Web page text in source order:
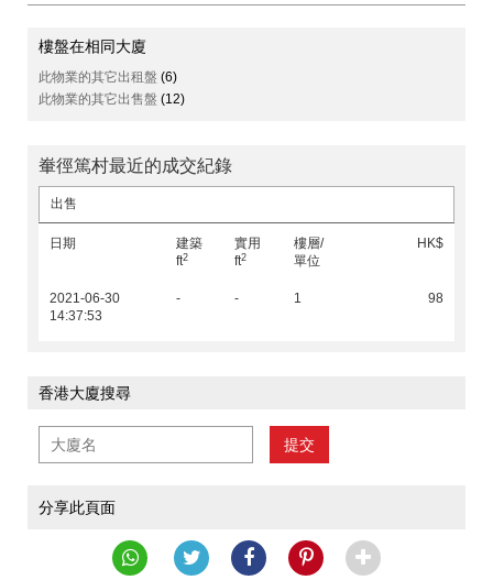
樓盤在相同大廈
此物業的其它出租盤 (6)
此物業的其它出售盤 (12)
輋徑篤村最近的成交紀錄
出售
日期
建築
ft2
實用
ft2
樓層/
單位
HK$
2021-06-30
14:37:53
- - 1 98
香港大廈搜尋
提交
分享此頁面